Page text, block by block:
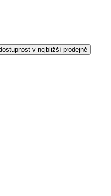
v nejbližší prodejně